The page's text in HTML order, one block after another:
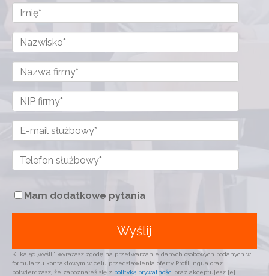
Mam dodatkowe pytania
Klikając „wyślij” wyrażasz zgodę na przetwarzanie danych osobowych podanych w
formularzu kontaktowym w celu przedstawienia oferty ProfiLingua oraz
potwierdzasz, że zapoznałeś się z polityką prywatności oraz akceptujesz jej